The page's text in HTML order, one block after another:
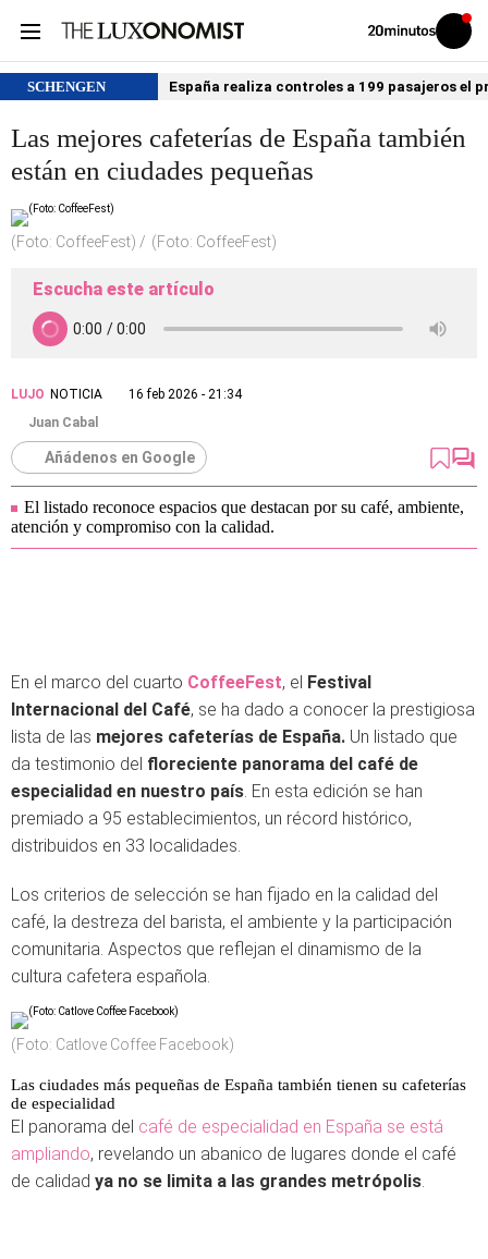
Volver
Iniciar
sesión
SCHENGEN España realiza controles a 199 pasajeros el
Las mejores cafeterías de España también
están en ciudades pequeñas
(Foto: CoffeeFest) (Foto: CoffeeFest)
Escucha este artículo
LUJO NOTICIA
16 feb 2026 - 21:34
Juan Cabal
Añádenos en Google
El listado reconoce espacios que destacan por su café, ambiente,
atención y compromiso con la calidad.
En el marco del cuarto CoffeeFest, el Festival
Internacional del Café, se ha dado a conocer la prestigiosa
lista de las mejores cafeterías de España. Un listado que
da testimonio del floreciente panorama del café de
especialidad en nuestro país. En esta edición se han
premiado a 95 establecimientos, un récord histórico,
distribuidos en 33 localidades.
Los criterios de selección se han fijado en la calidad del
café, la destreza del barista, el ambiente y la participación
comunitaria. Aspectos que reflejan el dinamismo de la
cultura cafetera española.
(Foto: Catlove Coffee Facebook)
Las ciudades más pequeñas de España también tienen su cafeterías
de especialidad
El panorama del café de especialidad en España se está
ampliando, revelando un abanico de lugares donde el café
de calidad ya no se limita a las grandes metrópolis.